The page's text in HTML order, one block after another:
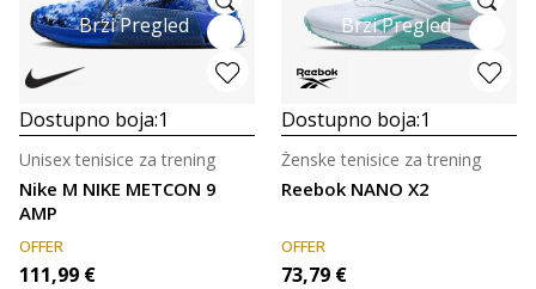
Brzi Pregled
Dostupno boja:1
Nike M NIKE METCON 9
AMP
Unisex tenisice za trening
OFFER
111,99 €
Brzi Pregled
Dostupno boja:1
Reebok NANO X2
Ženske tenisice za trening
OFFER
73,79 €